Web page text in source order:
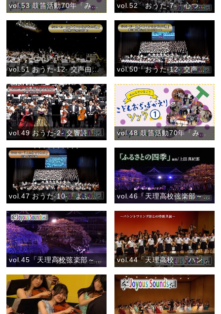
vol.53 鼓笛活動70年「みんなでつなごう〝こどもおぢばがえりソング♪〟②」(2024) vol.52 おうた-7-「心つくしたものだね」おうた演奏会大阪公演
vol.51 おうた-12- 交声曲「ひながたの道」第5章「存命の守護」おうた演奏会大阪公演 vol.50「おうた-12- 交声曲「ひながたの道」第3章「親心」(Ⅰ)トンビトート」おうた演奏会大阪公演
vol.49 おうた-2- 交響詩「おやさま」 第3楽章「親ごころ」おうた演奏会大阪公演 vol.48 鼓笛活動70年「みんなでつなごう〝こどもおぢばがえりソング♪〟①」(2024)
vol.47 おうた-10-「よふきづくめに」おうた演奏会大阪公演 vol.46「天理高校弦楽部～しだれ桜ライトアップ」『ふるさとの四季』
vol.45「天理高校弦楽部～しだれ桜ライトアップ」『航海』 vol.44「天理高校」「ハンガリー舞曲 第5番 ～バトントワリング部との特別共演～」